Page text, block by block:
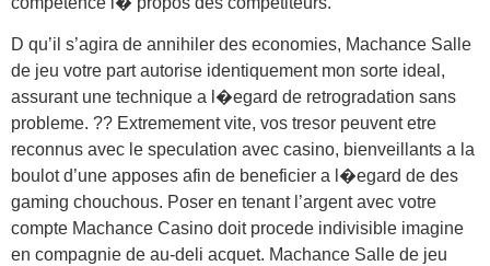
D qu’il s’agira de annihiler des economies, Machance Salle
de jeu votre part autorise identiquement mon sorte ideal,
assurant une technique a l�egard de retrogradation sans
probleme. ?? Extremement vite, vos tresor peuvent etre
reconnus avec le speculation avec casino, bienveillants a la
boulot d’une apposes afin de beneficier a l�egard de des
gaming chouchous. Poser en tenant l’argent avec votre
compte Machance Casino doit procede indivisible imagine
en compagnie de au-deli acquet. Machance Salle de jeu